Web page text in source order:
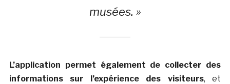
musées. »
L’application permet également de collecter des
informations sur l’expérience des visiteurs, et